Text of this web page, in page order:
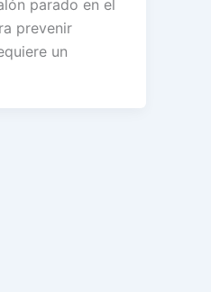
parado en el
prevenir
un